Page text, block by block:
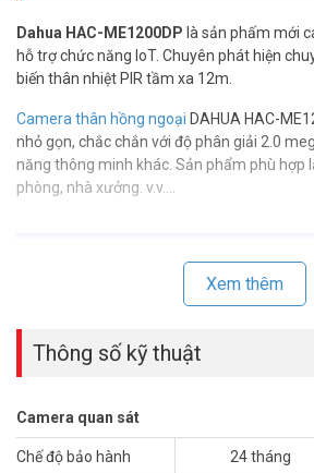
Dahua HAC-ME1200DP là sản phấm mới
hỗ trợ chức năng IoT. Chuyên phát hiện
biến thân nhiệt PIR tầm xa 12m.
Camera thân hồng ngoại DAHUA HAC-
nhỏ gọn, chắc chắn với độ phân giải 2.0
năng thông minh khác. Sản phẩm phù hợp
phòng, nhà xưởng. v.v….
Xem thêm
Thông số kỹ thuật
Camera quan sát
Chế độ bảo hành 24 tháng